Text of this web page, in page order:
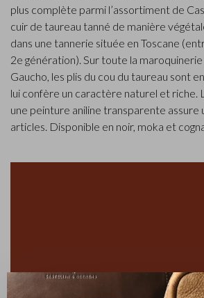
plus complète parmi l’assortiment de
cuir de taureau tanné de manière
dans une tannerie située en Toscane
2e génération). Sur toute la
Gaucho, les plis du cou du taureau sont
lui confère un caractère naturel et riche.
une peinture aniline transparente assure
articles. Disponible en noir, moka et